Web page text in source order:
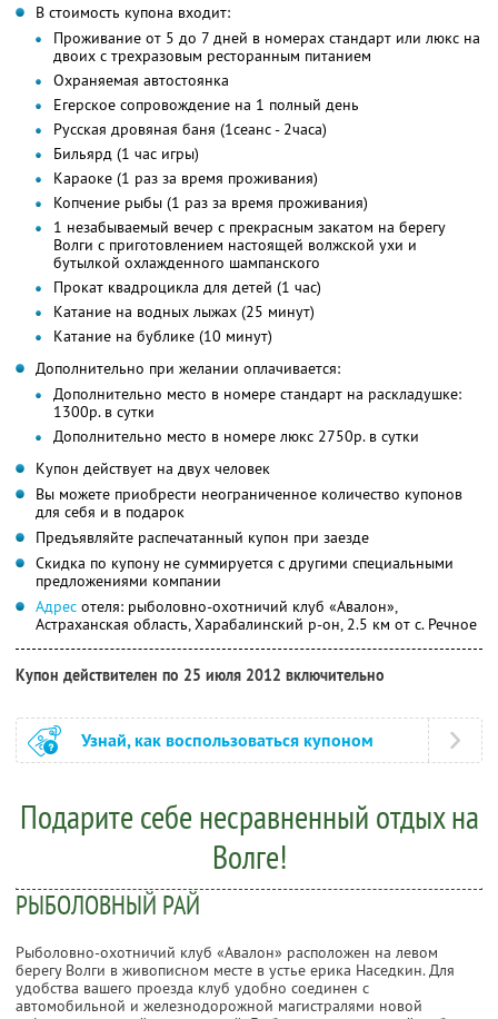
В стоимость купона входит:
Проживание от 5 до 7 дней в номерах стандарт или люкс на
двоих с трехразовым ресторанным питанием
Охраняемая автостоянка
Егерское сопровождение на 1 полный день
Русская дровяная баня (1сеанс - 2часа)
Бильярд (1 час игры)
Караоке (1 раз за время проживания)
Копчение рыбы (1 раз за время проживания)
1 незабываемый вечер с прекрасным закатом на берегу
Волги с приготовлением настоящей волжской ухи и
бутылкой охлажденного шампанского
Прокат квадроцикла для детей (1 час)
Катание на водных лыжах (25 минут)
Катание на бублике (10 минут)
Дополнительно при желании оплачивается:
Дополнительно место в номере стандарт на раскладушке:
1300р. в сутки
Дополнительно место в номере люкс 2750р. в сутки
Купон действует на двух человек
Вы можете приобрести неограниченное количество купонов
для себя и в подарок
Предъявляйте распечатанный купон при заезде
Скидка по купону не суммируется с другими специальными
предложениями компании
Адрес отеля: рыболовно-охотничий клуб «Авалон»,
Астраханская область, Харабалинский р-он, 2.5 км от с. Речное
Купон действителен по 25 июля 2012 включительно
Узнай, как воспользоваться купоном
Подарите себе несравненный отдых на
Волге!
РЫБОЛОВНЫЙ РАЙ
Рыболовно-охотничий клуб «Авалон» расположен на левом
берегу Волги в живописном месте в устье ерика Наседкин. Для
удобства вашего проезда клуб удобно соединен с
автомобильной и железнодорожной магистралями новой